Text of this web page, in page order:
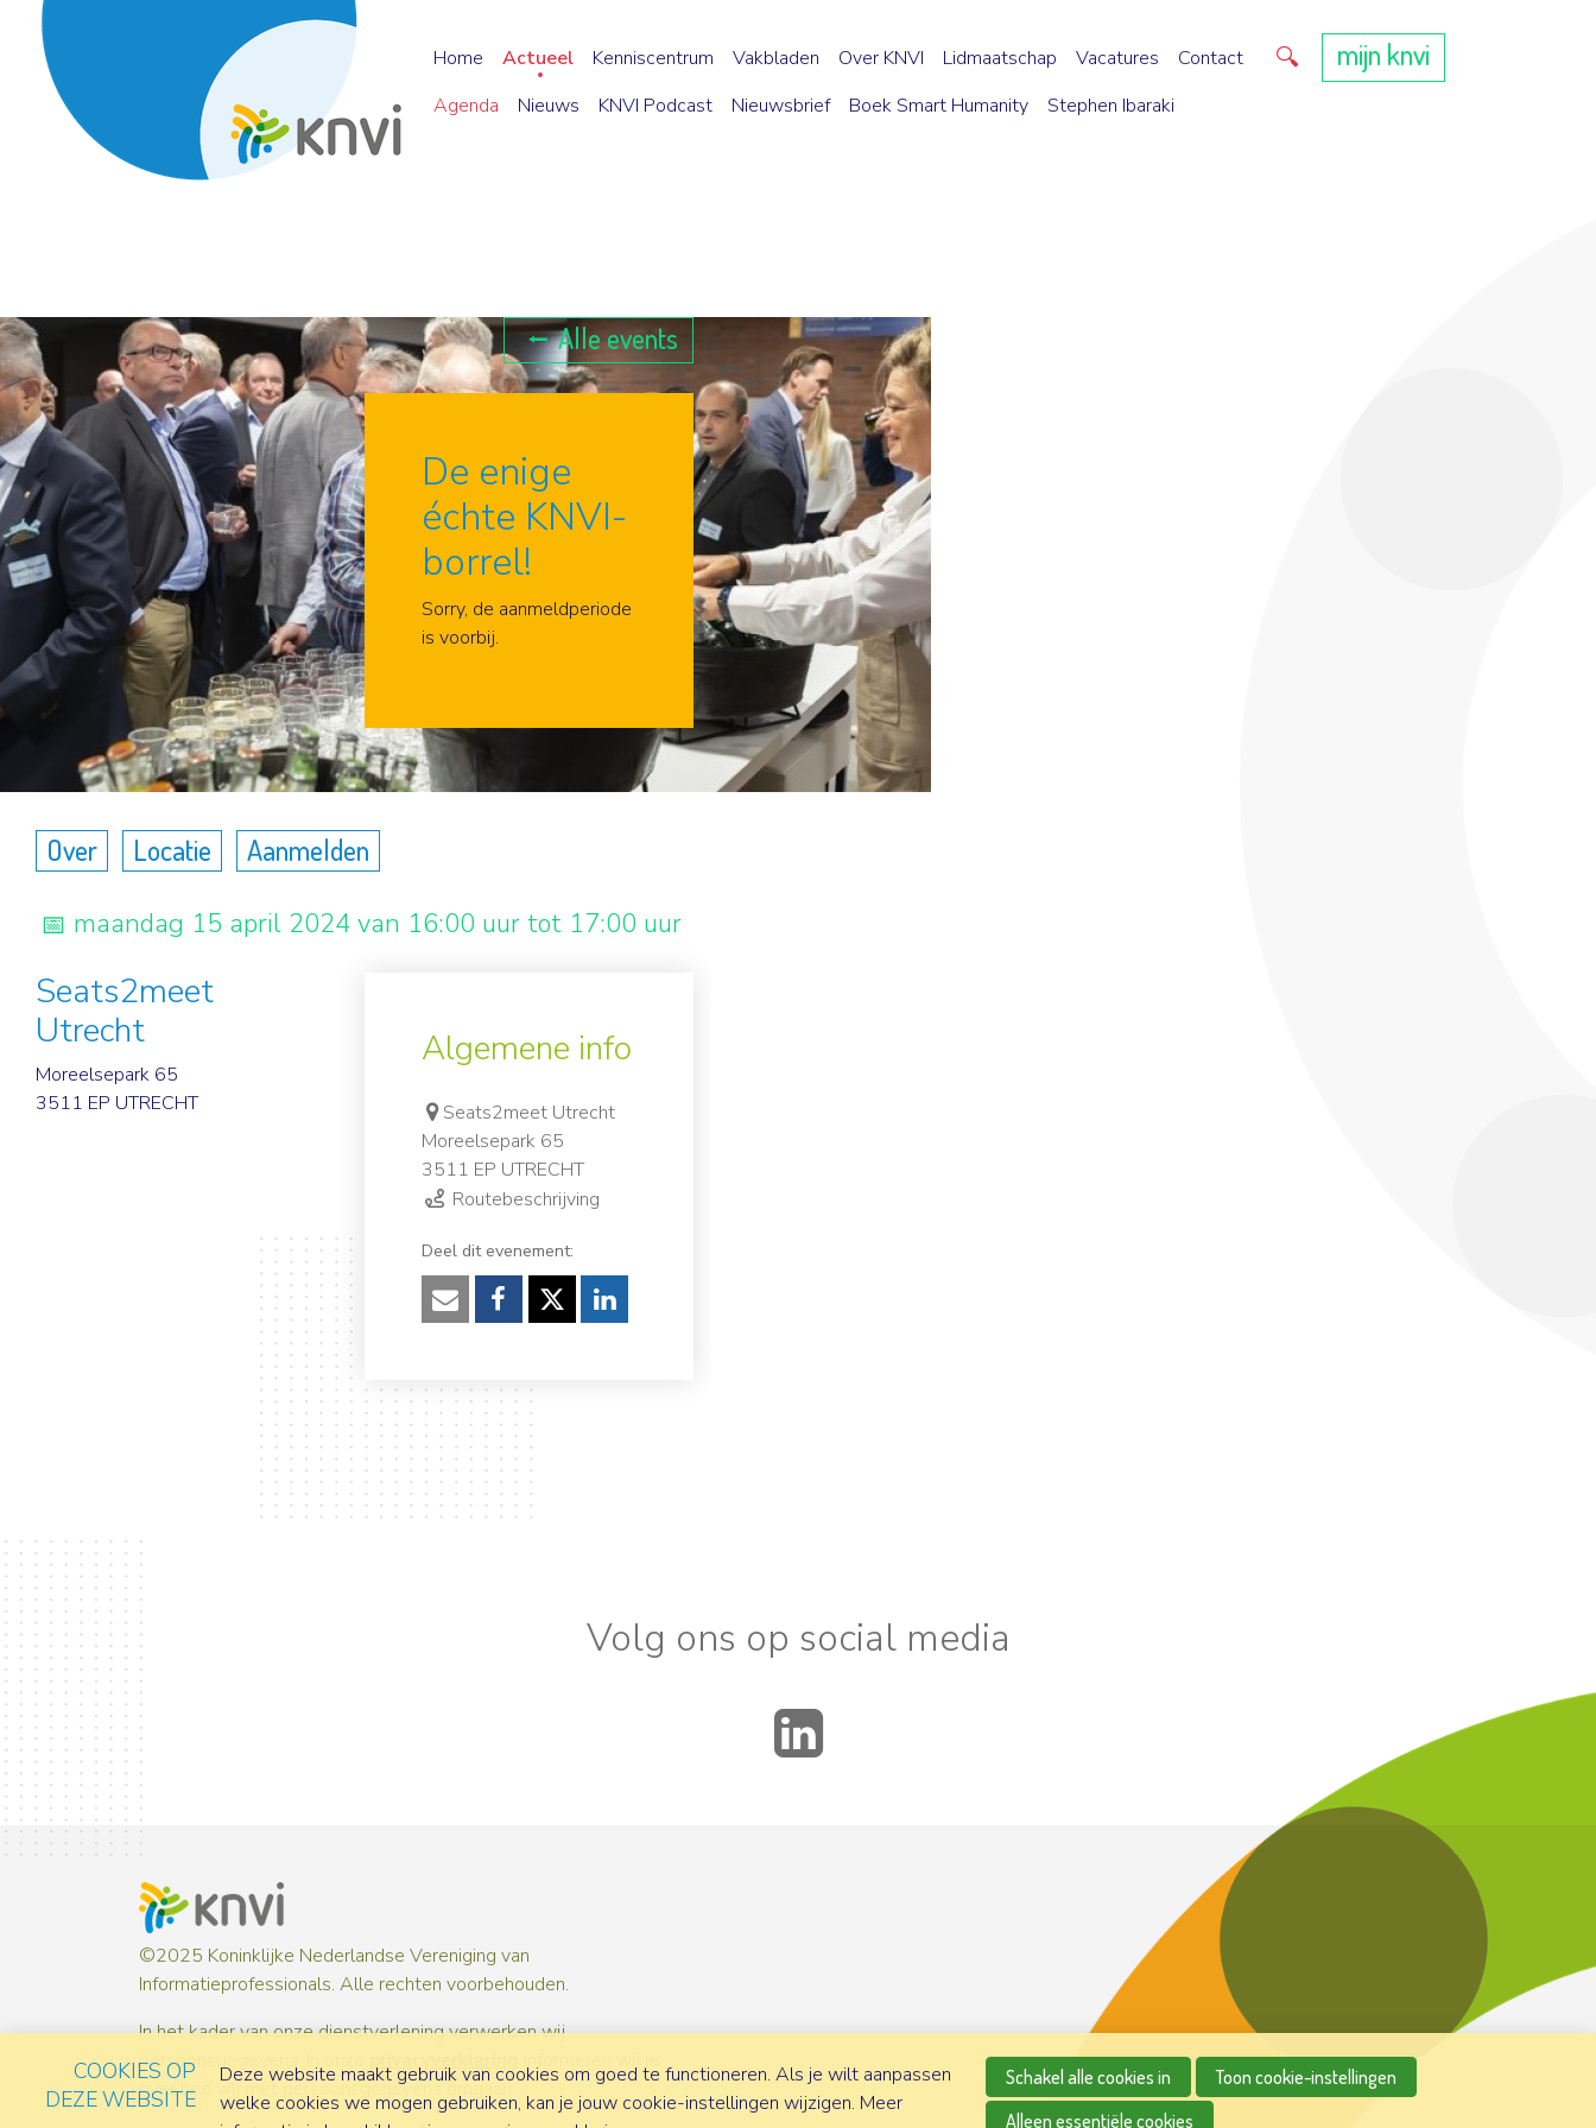
Home
Actueel
Agenda
Nieuws KNVI Podcast Nieuwsbrief Boek Smart Humanity Stephen Ibaraki
Kenniscentrum Vakbladen Over KNVI Lidmaatschap Vacatures Contact Direct zoeken
mijn knvi
Alle events
De enige
échte KNVI-
borrel!
Aanmelden
Sorry, de aanmeldperiode
is voorbij.
Over Locatie Aanmelden
maandag 15 april 2024 van 16:00 uur tot 17:00 uur
Seats2meet
Utrecht
Moreelsepark 65
3511 EP UTRECHT
Algemene info
Seats2meet Utrecht
Moreelsepark 65
3511 EP UTRECHT
Routebeschrijving
Deel dit evenement:
Verzenden
Facebook
TwitterLinkedIn
Volg ons op social media
©2025 Koninklijke Nederlandse Vereniging van
Informatieprofessionals. Alle rechten voorbehouden.
In het kader van onze dienstverlening verwerken wij
persoonsgegevens. In onze
over hoe wij met persoonsgegevens omgaan.
COOKIES OP
DEZE WEBSITE
Deze website maakt gebruik van cookies om goed te functioneren. Als je wilt aanpassen
welke cookies we mogen gebruiken, kan je jouw cookie-instellingen wijzigen. Meer
Schakel alle cookies in
Toon cookie-instellingen
Alleen essentiële cookies